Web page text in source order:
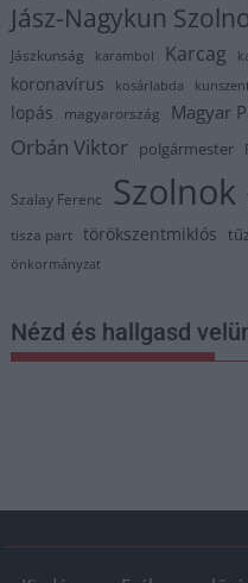
Jász-Nagykun
Jászkunság karambol Karcag
koronavírus kosárlabda
lopás magyarország Magyar
Orbán Viktor polgármester
Szalay Ferenc Szolnok
tisza part törökszentmiklós
önkormányzat
Nézd és hallgasd